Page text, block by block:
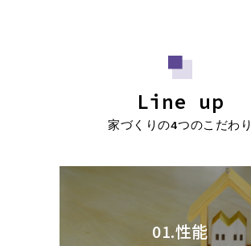
Line up
家づくりの4つのこだわり
01.性能